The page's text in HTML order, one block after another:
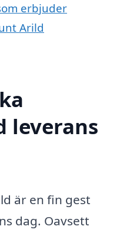
erbjuder
Arild
leverans
är en fin gest
dag. Oavsett